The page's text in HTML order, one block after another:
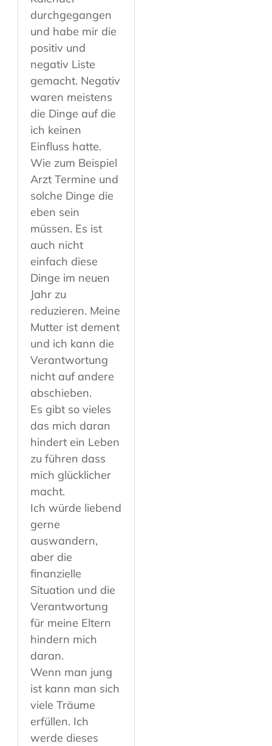
durchgegangen
und habe mir die
positiv und
negativ Liste
gemacht. Negativ
waren meistens
die Dinge auf die
ich keinen
Einfluss hatte.
Wie zum Beispiel
Arzt Termine und
solche Dinge die
eben sein
müssen. Es ist
auch nicht
einfach diese
Dinge im neuen
Jahr zu
reduzieren. Meine
Mutter ist dement
und ich kann die
Verantwortung
nicht auf andere
abschieben.
Es gibt so vieles
das mich daran
hindert ein Leben
zu führen dass
mich glücklicher
macht.
Ich würde liebend
gerne
auswandern,
aber die
finanzielle
Situation und die
Verantwortung
für meine Eltern
hindern mich
daran.
Wenn man jung
ist kann man sich
viele Träume
erfüllen. Ich
werde dieses